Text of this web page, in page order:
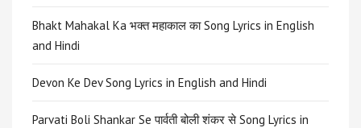
Bhakt Mahakal Ka भक्त महाकाल का Song Lyrics in English
and Hindi
Devon Ke Dev Song Lyrics in English and Hindi
Parvati Boli Shankar Se पार्वती बोली शंकर से Song Lyrics in